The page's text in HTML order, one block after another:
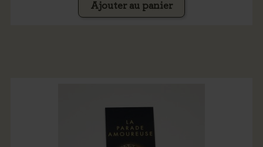
Ajouter au panier